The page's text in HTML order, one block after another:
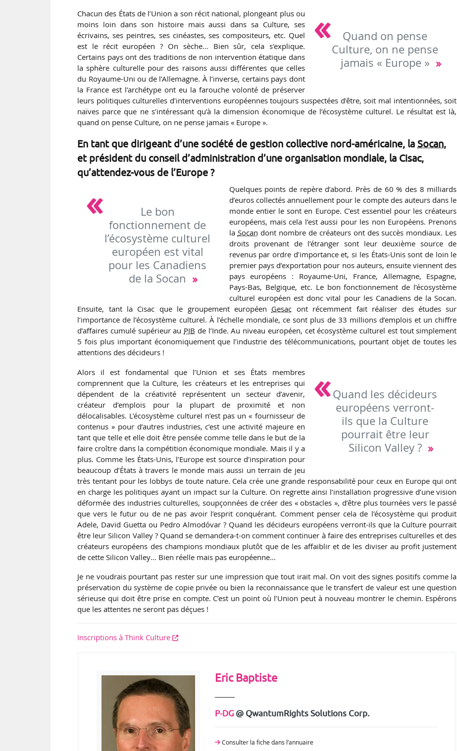
Quand on pense
Culture, on ne pense
jamais « Europe »
Chacun des États de l’Union a son récit national, plongeant plus ou
moins loin dans son histoire mais aussi dans sa Culture, ses
écrivains, ses peintres, ses cinéastes, ses compositeurs, etc. Quel
est le récit européen ? On sèche… Bien sûr, cela s’explique.
Certains pays ont des traditions de non intervention étatique dans
la sphère culturelle pour des raisons aussi différentes que celles
du Royaume-Uni ou de l’Allemagne. À l’inverse, certains pays dont
la France est l’archétype ont eu la farouche volonté de préserver
leurs politiques culturelles d’interventions européennes toujours suspectées d’être, soit mal intentionnées, soit
naïves parce que ne s’intéressant qu’à la dimension économique de l’écosystème culturel. Le résultat est là,
quand on pense Culture, on ne pense jamais « Europe ».
En tant que dirigeant d’une société de gestion collective nord-américaine, laSocan,
et président du conseil d’administration d’une organisation mondiale, la Cisac,
qu’attendez-vous de l’Europe ?
Le bon
fonctionnement de
l’écosystème culturel
européen est vital
pour les Canadiens
de la Socan
Quelques points de repère d’abord. Près de 60 % des 8 milliards
d’euros collectés annuellement pour le compte des auteurs dans le
monde entier le sont en Europe. C’est essentiel pour les créateurs
européens, mais cela l’est aussi pour les non Européens. Prenons
la Socan dont nombre de créateurs ont des succès mondiaux. Les
droits provenant de l’étranger sont leur deuxième source de
revenus par ordre d’importance et, si les États-Unis sont de loin le
premier pays d’exportation pour nos auteurs, ensuite viennent des
pays européens : Royaume-Uni, France, Allemagne, Espagne,
Pays-Bas, Belgique, etc. Le bon fonctionnement de l’écosystème
culturel européen est donc vital pour les Canadiens de la Socan.
Ensuite, tant la Cisac que le groupement européen Gesac ont récemment fait réaliser des études sur
l’importance de l’écosystème culturel. À l’échelle mondiale, ce sont plus de 33 millions d’emplois et un chiffre
d’affaires cumulé supérieur au PIB de l’Inde. Au niveau européen, cet écosystème culturel est tout simplement
5 fois plus important économiquement que l’industrie des télécommunications, pourtant objet de toutes les
attentions des décideurs !
Quand les décideurs
européens verront-
ils que la Culture
pourrait être leur
Silicon Valley ?
Alors il est fondamental que l’Union et ses États membres
comprennent que la Culture, les créateurs et les entreprises qui
dépendent de la créativité représentent un secteur d’avenir,
créateur d’emplois pour la plupart de proximité et non
délocalisables. L’écosystème culturel n’est pas un « fournisseur de
contenus » pour d’autres industries, c’est une activité majeure en
tant que telle et elle doit être pensée comme telle dans le but de la
faire croître dans la compétition économique mondiale. Mais il y a
plus. Comme les États-Unis, l’Europe est source d’inspiration pour
beaucoup d’États à travers le monde mais aussi un terrain de jeu
très tentant pour les lobbys de toute nature. Cela crée une grande responsabilité pour ceux en Europe qui ont
en charge les politiques ayant un impact sur la Culture. On regrette ainsi l’installation progressive d’une vision
déformée des industries culturelles, soupçonnées de créer des « obstacles », d’être plus tournées vers le passé
que vers le futur ou de ne pas avoir l’esprit conquérant. Comment penser cela de l’écosystème qui produit
Adele, David Guetta ou Pedro Almodóvar ? Quand les décideurs européens verront-ils que la Culture pourrait
être leur Silicon Valley ? Quand se demandera-t-on comment continuer à faire des entreprises culturelles et des
créateurs européens des champions mondiaux plutôt que de les affaiblir et de les diviser au profit justement
de cette Silicon Valley… Bien réelle mais pas européenne…
Je ne voudrais pourtant pas rester sur une impression que tout irait mal. On voit des signes positifs comme la
préservation du système de copie privée ou bien la reconnaissance que le transfert de valeur est une question
sérieuse qui doit être prise en compte. C’est un point où l’Union peut à nouveau montrer le chemin. Espérons
que les attentes ne seront pas déçues !
Inscriptions à Think Culture
Eric Baptiste
P-DG @ QwantumRights Solutions Corp.
Consulter la fiche dans l‘annuaire